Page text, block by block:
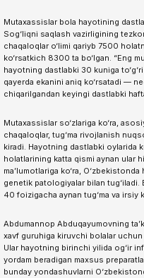
Mutaxassislar bola hayotining
Sog‘liqni saqlash vazirligining
chaqaloqlar o‘limi qariyb 7500
ko‘rsatkich 8300 ta bo‘lgan. “Eng
hayotning dastlabki 30 kuniga
qayerda ekanini aniq ko‘rsatadi —
chiqarilgandan keyingi dastlabki
Mutaxassislar so‘zlariga ko‘ra,
chaqaloqlar, tug‘ma rivojlanish
kiradi. Hayotning dastlabki oylarida
holatlarining katta qismi aynan ular
ma’lumotlariga ko‘ra,
genetik patologiyalar bilan tug‘iladi.
40 foizigacha aynan tug‘ma va irsiy
Abdumannop Abduqayumovning
xavf guruhiga kiruvchi bolalar
Ular hayotning birinchi yilida og‘ir
yordam beradigan maxsus
bunday yondashuvlarni